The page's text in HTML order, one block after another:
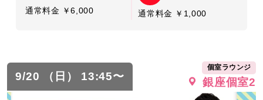
通常料金 ￥6,000 通常料金 ￥1,000
9/20 （日） 13:45〜
個室ラウンジ
銀座個室2